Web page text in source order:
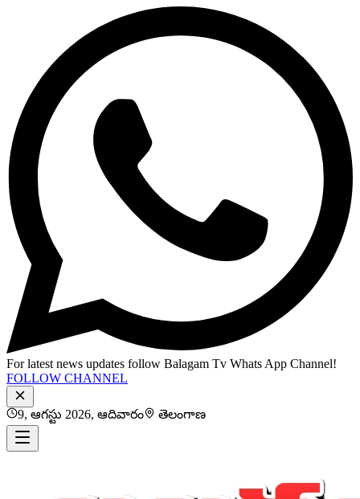
For latest news updates follow Balagam Tv Whats App Channel!
FOLLOW CHANNEL
9, ఆగస్టు 2026, ఆదివారం తెలంగాణ